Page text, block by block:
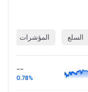
السلع المؤشرات
--
0.78%